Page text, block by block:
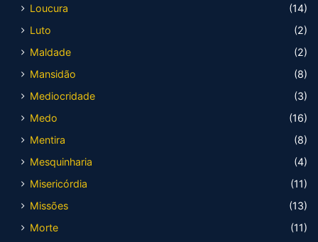
Loucura
(14)
Luto
(2)
Maldade
(2)
Mansidão
(8)
Mediocridade
(3)
Medo
(16)
Mentira
(8)
Mesquinharia
(4)
Misericórdia
(11)
Missões
(13)
Morte
(11)